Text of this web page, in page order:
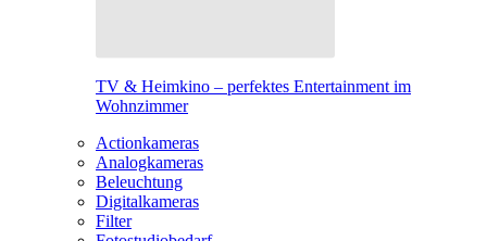
TV & Heimkino – perfektes Entertainment im
Wohnzimmer
Actionkameras
Analogkameras
Beleuchtung
Digitalkameras
Filter